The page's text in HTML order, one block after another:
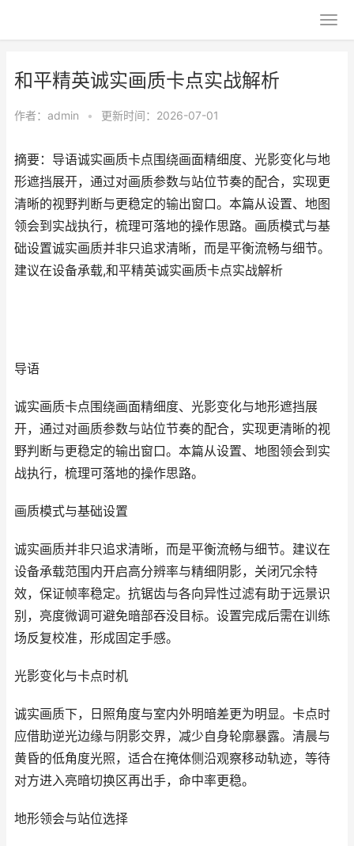
和平精英诚实画质卡点实战解析
作者： admin • 更新时间：2026-07-01
摘要：导语诚实画质卡点围绕画面精细度、光影变化与地
形遮挡展开，通过对画质参数与站位节奏的配合，实现更
清晰的视野判断与更稳定的输出窗口。本篇从设置、地图
领会到实战执行，梳理可落地的操作思路。画质模式与基
础设置诚实画质并非只追求清晰，而是平衡流畅与细节。
建议在设备承载,和平精英诚实画质卡点实战解析
导语
诚实画质卡点围绕画面精细度、光影变化与地形遮挡展
开，通过对画质参数与站位节奏的配合，实现更清晰的视
野判断与更稳定的输出窗口。本篇从设置、地图领会到实
战执行，梳理可落地的操作思路。
画质模式与基础设置
诚实画质并非只追求清晰，而是平衡流畅与细节。建议在
设备承载范围内开启高分辨率与精细阴影，关闭冗余特
效，保证帧率稳定。抗锯齿与各向异性过滤有助于远景识
别，亮度微调可避免暗部吞没目标。设置完成后需在训练
场反复校准，形成固定手感。
光影变化与卡点时机
诚实画质下，日照角度与室内外明暗差更为明显。卡点时
应借助逆光边缘与阴影交界，减少自身轮廓暴露。清晨与
黄昏的低角度光照，适合在掩体侧沿观察移动轨迹，等待
对方进入亮暗切换区再出手，命中率更稳。
地形领会与站位选择